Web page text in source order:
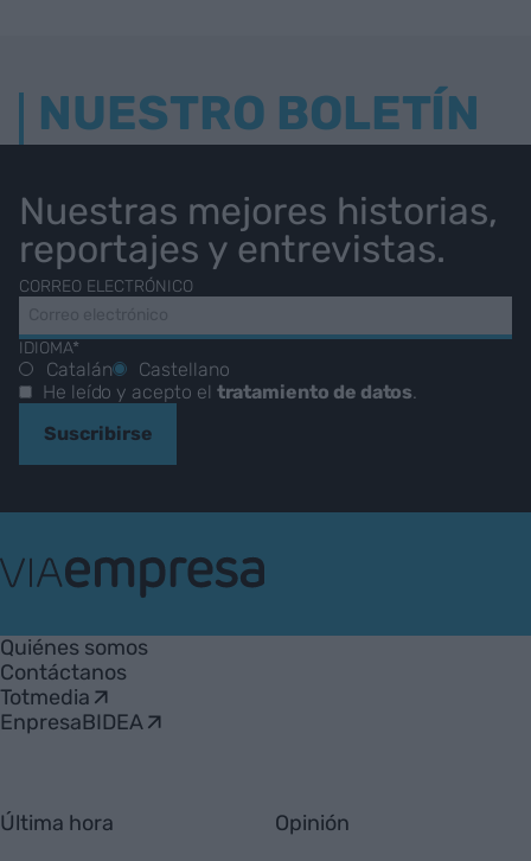
NUESTRO BOLETÍN
Nuestras mejores historias,
reportajes y entrevistas.
CORREO ELECTRÓNICO
IDIOMA*
Catalán
Castellano
He leído y acepto el tratamiento de datos
Suscribirse
Empresa
Quiénes somos
Contáctanos
Totmedia
EnpresaBIDEA
Última hora Opinión